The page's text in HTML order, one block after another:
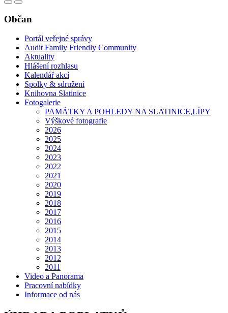
Občan
Portál veřejné správy
Audit Family Friendly Community
Aktuality
Hlášení rozhlasu
Kalendář akcí
Spolky & sdružení
Knihovna Slatinice
Fotogalerie
PAMÁTKY A POHLEDY NA SLATINICE,LÍPY
Výškové fotografie
2026
2025
2024
2023
2022
2021
2020
2019
2018
2017
2016
2015
2014
2013
2012
2011
Video a Panorama
Pracovní nabídky
Informace od nás